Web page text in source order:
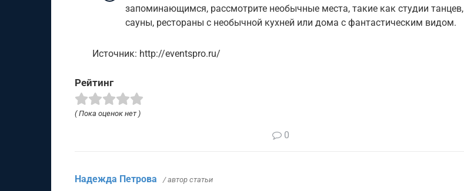
запоминающимся, рассмотрите необычные места, такие как студии танцев,
сауны, рестораны с необычной кухней или дома с фантастическим видом.
Источник: http://eventspro.ru/
Рейтинг
( Пока оценок нет )
0
Надежда Петрова / автор статьи